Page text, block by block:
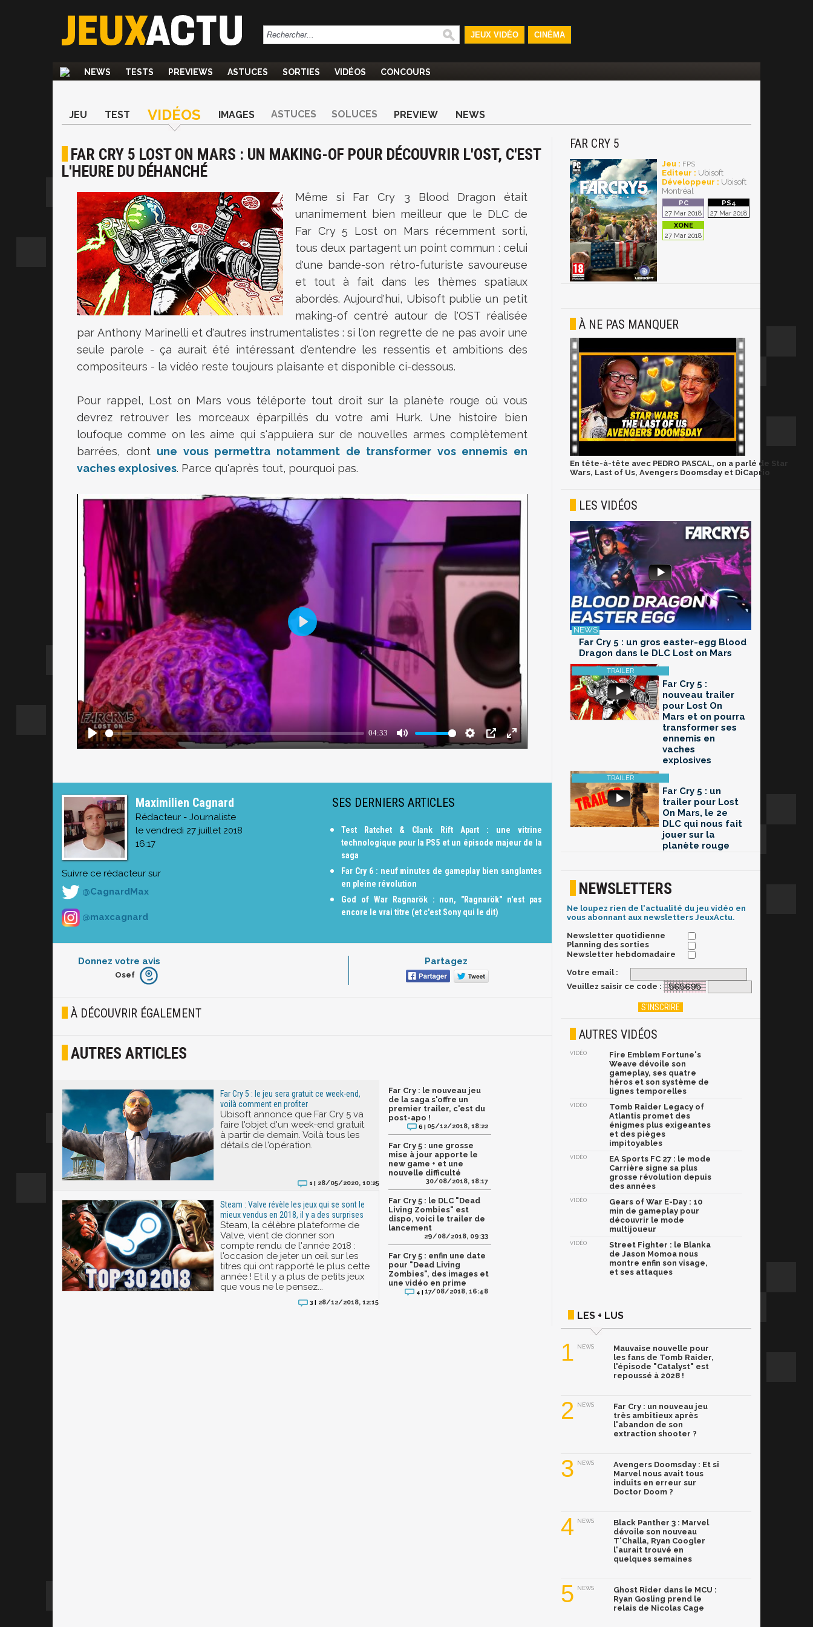
JEUX VIDÉO CINÉMA
NEWS TESTS PREVIEWS ASTUCES SORTIES VIDÉOS CONCOURS
JEU TEST VIDÉOS IMAGES ASTUCES SOLUCES PREVIEW NEWS
FAR CRY 5 LOST ON MARS : UN MAKING-OF POUR DÉCOUVRIR L'OST, C'EST
L'HEURE DU DÉHANCHÉ
Même si Far Cry 3 Blood Dragon était
unanimement bien meilleur que le DLC de
Far Cry 5 Lost on Mars récemment sorti,
tous deux partagent un point commun : celui
d'une bande-son rétro-futuriste savoureuse
et tout à fait dans les thèmes spatiaux
abordés. Aujourd'hui, Ubisoft publie un petit
making-of centré autour de l'OST réalisée
par Anthony Marinelli et d'autres instrumentalistes : si l'on regrette de ne pas avoir une
seule parole - ça aurait été intéressant d'entendre les ressentis et ambitions des
compositeurs - la vidéo reste toujours plaisante et disponible ci-dessous.
Pour rappel, Lost on Mars vous téléporte tout droit sur la planète rouge où vous
devrez retrouver les morceaux éparpillés du votre ami Hurk. Une histoire bien
loufoque comme on les aime qui s'appuiera sur de nouvelles armes complètement
barrées, dont une vous permettra notamment de transformer vos ennemis en
vaches explosives. Parce qu'après tout, pourquoi pas.
Maximilien Cagnard
Rédacteur - Journaliste
le vendredi 27 juillet 2018
16:17
Suivre ce rédacteur sur
@CagnardMax
@maxcagnard
SES DERNIERS ARTICLES
Test Ratchet & Clank Rift Apart : une vitrine
technologique pour la PS5 et un épisode majeur de la
saga
Far Cry 6 : neuf minutes de gameplay bien sanglantes
en pleine révolution
God of War Ragnarök : non, "Ragnarök" n'est pas
encore le vrai titre (et c'est Sony qui le dit)
Donnez votre avis
Furieux
Joyeux
Osef
Partagez
À DÉCOUVRIR ÉGALEMENT
AUTRES ARTICLES
Far Cry 5 : le jeu sera gratuit ce week-end,
voilà comment en profiter
Ubisoft annonce que Far Cry 5 va
faire l'objet d'un week-end gratuit
à partir de demain. Voilà tous les
détails de l'opération.
1 | 28/05/2020, 10:25
Steam : Valve révèle les jeux qui se sont le
mieux vendus en 2018, il y a des surprises
Steam, la célèbre plateforme de
Valve, vient de donner son
compte rendu de l'année 2018 :
l'occasion de jeter un œil sur les
titres qui ont rapporté le plus cette
année ! Et il y a plus de petits jeux
que vous ne le pensez...
3 | 28/12/2018, 12:15
Far Cry : le nouveau jeu
de la saga s'offre un
premier trailer, c'est du
post-apo !
6 | 05/12/2018, 18:22
Far Cry 5 : une grosse
mise à jour apporte le
new game + et une
nouvelle difficulté
30/08/2018, 18:17
Far Cry 5 : le DLC "Dead
Living Zombies" est
dispo, voici le trailer de
lancement
29/08/2018, 09:33
Far Cry 5 : enfin une date
pour "Dead Living
Zombies", des images et
une vidéo en prime
4 |17/08/2018, 16:48
FAR CRY 5
Jeu : FPS
Editeur : Ubisoft
Développeur : Ubisoft
Montréal
27 Mar 2018 27 Mar 2018
27 Mar 2018
À NE PAS MANQUER
En tête-à-tête avec PEDRO PASCAL, on a parlé de Star
Wars, Last of Us, Avengers Doomsday et DiCaprio
LES VIDÉOS
Far Cry 5 : un gros easter-egg Blood
Dragon dans le DLC Lost on Mars
Far Cry 5 :
nouveau trailer
pour Lost On
Mars et on pourra
transformer ses
ennemis en
vaches
explosives
Far Cry 5 : un
trailer pour Lost
On Mars, le 2e
DLC qui nous fait
jouer sur la
planète rouge
NEWSLETTERS
Ne loupez rien de l'actualité du jeu vidéo en
vous abonnant aux newsletters JeuxActu.
Newsletter quotidienne
Planning des sorties
Newsletter hebdomadaire
Votre email :
Veuillez saisir ce code :
AUTRES VIDÉOS
VIDÉO
Fire Emblem Fortune's
Weave dévoile son
gameplay, ses quatre
héros et son système de
lignes temporelles
VIDÉO
Tomb Raider Legacy of
Atlantis promet des
énigmes plus exigeantes
et des pièges
impitoyables
VIDÉO
EA Sports FC 27 : le mode
Carrière signe sa plus
grosse révolution depuis
des années
VIDÉO
Gears of War E-Day : 10
min de gameplay pour
découvrir le mode
multijoueur
VIDÉO
Street Fighter : le Blanka
de Jason Momoa nous
montre enfin son visage,
et ses attaques
LES + LUS
1 NEWS
Mauvaise nouvelle pour
les fans de Tomb Raider,
l'épisode "Catalyst" est
repoussé à 2028 !
2 NEWS
Far Cry : un nouveau jeu
très ambitieux après
l'abandon de son
extraction shooter ?
3 NEWS
Avengers Doomsday : Et si
Marvel nous avait tous
induits en erreur sur
Doctor Doom ?
4 NEWS
Black Panther 3 : Marvel
dévoile son nouveau
T'Challa, Ryan Coogler
l'aurait trouvé en
quelques semaines
5 NEWS
Ghost Rider dans le MCU :
Ryan Gosling prend le
relais de Nicolas Cage